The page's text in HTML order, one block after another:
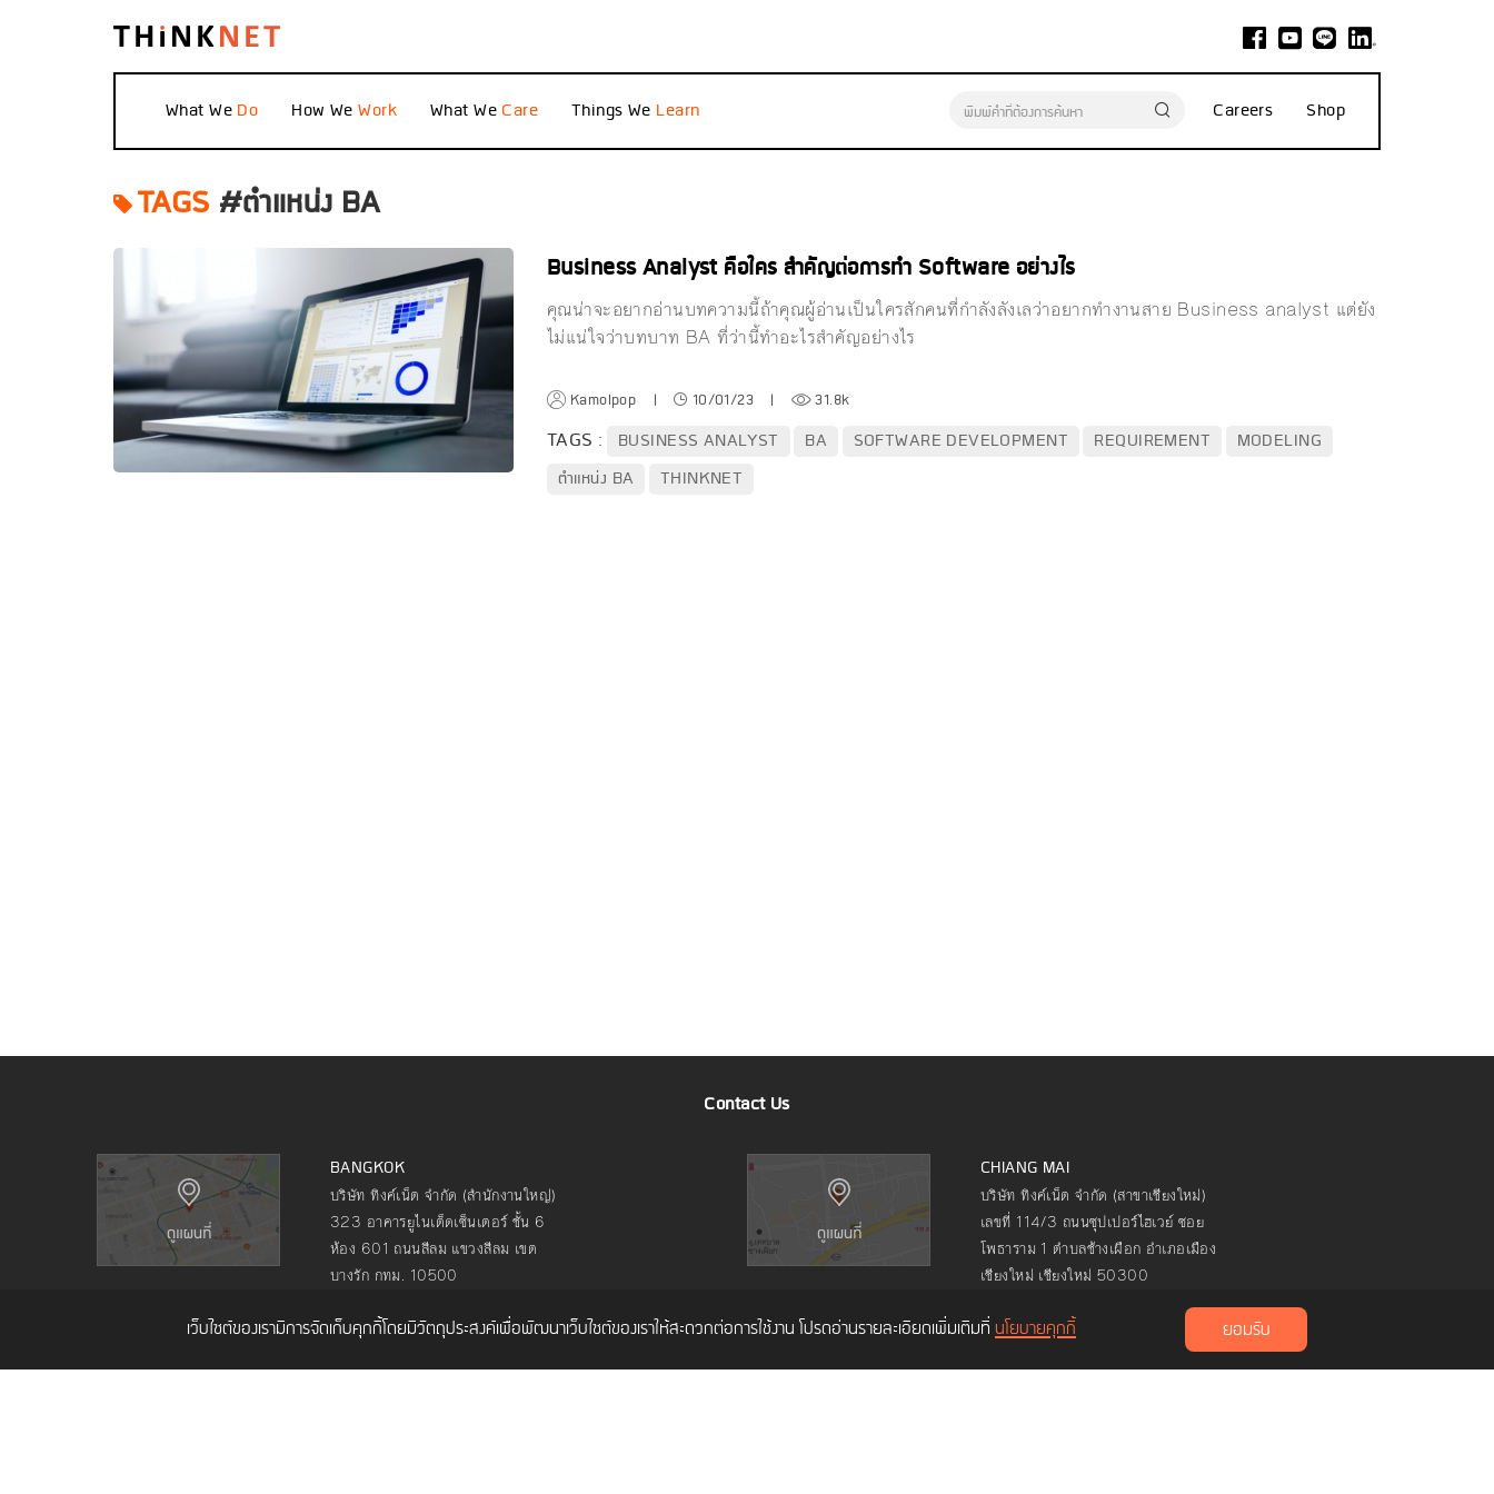
What We How We What We Things We Careers Shop
TAGS #ตำแหน่ง BA
Business Analyst คือใคร สำคัญต่อการทำ Software อย่างไร
คุณน่าจะอยากอ่านบทความนี้ถ้าคุณผู้อ่านเป็นใครสักคนที่กำลังลังเลว่าอยากทำงานสาย Business analyst แต่ยัง
ไม่แน่ใจว่าบทบาท BA ที่ว่านี้ทำอะไรสำคัญอย่างไร
Kamolpop | 10/01/23 | 31.8k
TAGS : BUSINESS ANALYST BA SOFTWARE DEVELOPMENT REQUIREMENT
MODELING
ตำแหน่ง BA
THINKNET
Contact Us
BANGKOK
บริษัท ทิงค์เน็ต จำกัด (สำนักงานใหญ่)
323 อาคารยูไนเต็ดเซ็นเตอร์ ชั้น 6
ห้อง 601 ถนนสีลม แขวงสีลม เขต
บางรัก กทม. 10500
CHIANG MAI
บริษัท ทิงค์เน็ต จำกัด (สาขาเชียงใหม่)
เลขที่ 114/3 ถนนซุปเปอร์ไฮเวย์ ซอย
โพธาราม 1 ตำบลช้างเผือก อำเภอเมือง
เชียงใหม่ เชียงใหม่ 50300
เว็บไซต์ของเรามีการจัดเก็บคุกกี้โดยมีวัตถุประสงค์เพื่อพัฒนาเว็บไซต์ของเราให้สะดวกต่อการใช้งาน โปรดอ่านรายละเอียดเพิ่มเติมที่ นโยบายคุกกี้ ยอมรับ